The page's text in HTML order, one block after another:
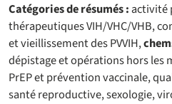
Catégories de résumés : activité
thérapeutiques VIH/VHC/VHB,
et vieillissement des PVVIH,
dépistage et opérations hors les
PrEP et prévention vaccinale,
santé reproductive, sexologie,